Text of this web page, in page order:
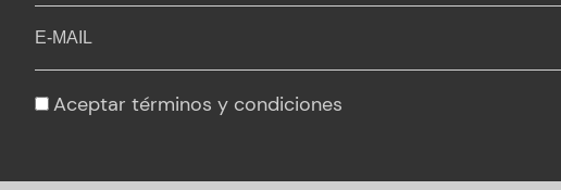
Aceptar términos y condiciones